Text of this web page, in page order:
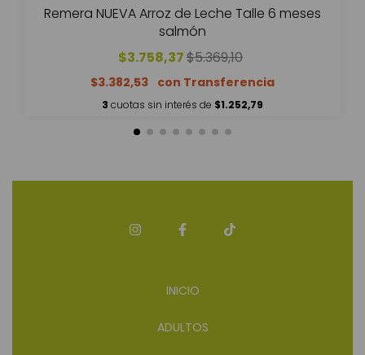
Remera NUEVA Arroz de Leche Talle 6 meses
salmón
$3.758,37$5.369,10
$3.382,53
3 cuotas sin interés de $1.252,79
INICIO
ADULTOS